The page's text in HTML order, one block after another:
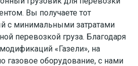
Вы получаете тот
с минимальными затратами
перевозкой груза. Благодаря
«Газели», на
газовое оборудование, с нами